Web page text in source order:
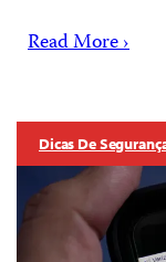
Read More ›
Dicas De